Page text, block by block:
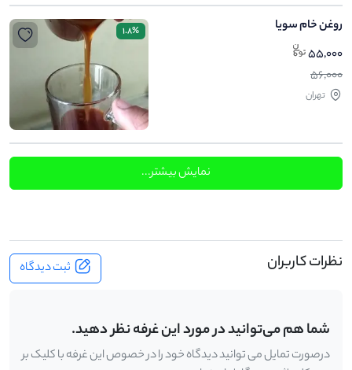
روغن خام سویا
55,000
56,000
تهران
1.8%
نمایش بیشتر...
نظرات کاربران ثبت دیدگاه
شما هم می‌توانید در مورد این غرفه نظر دهید.
درصورت تمایل می توانید دیدگاه خود را در خصوص این غرفه با کلیک بر